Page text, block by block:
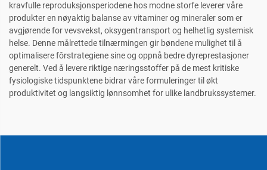
kravfulle reproduksjonsperiodene hos modne storfe leverer våre
produkter en nøyaktig balanse av vitaminer og mineraler som er
avgjørende for vevsvekst, oksygentransport og helhetlig systemisk
helse. Denne målrettede tilnærmingen gir bøndene mulighet til å
optimalisere fôrstrategiene sine og oppnå bedre dyreprestasjoner
generelt. Ved å levere riktige næringsstoffer på de mest kritiske
fysiologiske tidspunktene bidrar våre formuleringer til økt
produktivitet og langsiktig lønnsomhet for ulike landbrukssystemer.